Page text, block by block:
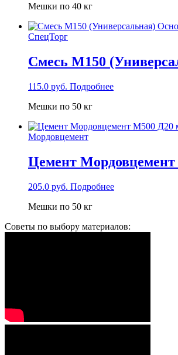
Мешки по 40 кг
СпецТорг
Смесь М150
115.0 руб. Подробнее
Мешки по 50 кг
Мордовцемент
Цемент
205.0 руб. Подробнее
Мешки по 50 кг
Советы по выбору материалов: